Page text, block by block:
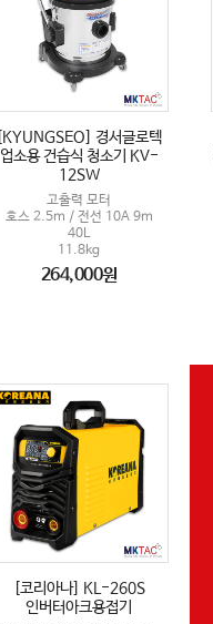
[KYUNGSEO] 경서글로텍
업소용 건습식 청소기 KV-
12SW
고출력 모터
호스 2.5m / 전선 10A 9m
40L
11.8kg
264,000원
[코리아나] KL-260S
인버터아크용접기